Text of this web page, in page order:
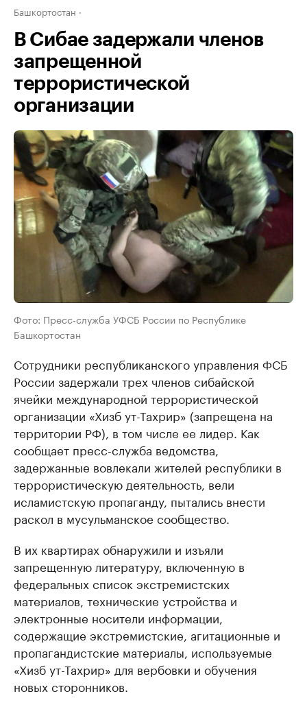
Башкортостан
В Сибае задержали членов
запрещенной
террористической
организации
Фото: Пресс-служба УФСБ России по Республике
Башкортостан
Сотрудники республиканского управления ФСБ
России задержали трех членов сибайской
ячейки международной террористической
организации «Хизб ут-Тахрир» (запрещена на
территории РФ), в том числе ее лидер. Как
сообщает пресс-служба ведомства,
задержанные вовлекали жителей республики в
террористическую деятельность, вели
исламистскую пропаганду, пытались внести
раскол в мусульманское сообщество.
В их квартирах обнаружили и изъяли
запрещенную литературу, включенную в
федеральных список экстремистских
материалов, технические устройства и
электронные носители информации,
содержащие экстремистские, агитационные и
пропагандистские материалы, используемые
«Хизб ут-Тахрир» для вербовки и обучения
новых сторонников.